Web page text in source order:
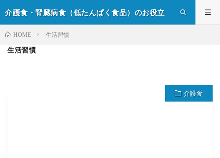
介護食・腎臓病食（低たんぱく食品）のお役立
HOME 生活習慣
生活習慣
介護食